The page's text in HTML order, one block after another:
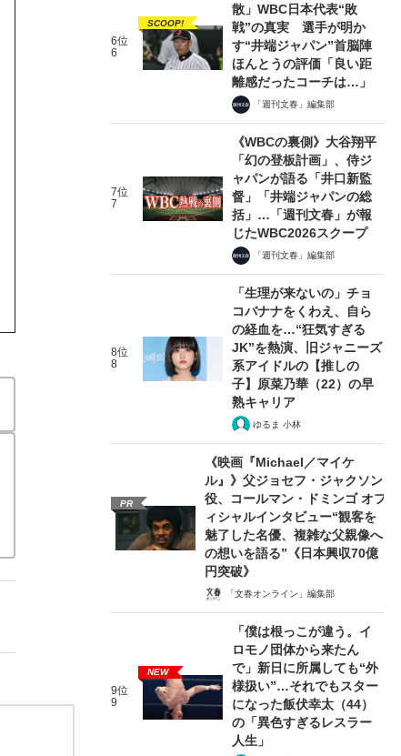
6位
6
SCOOP!
散」WBC日本代表“敗
戦”の真実 選手が明か
す“井端ジャパン”首脳陣
ほんとうの評価「良い距
離感だったコーチは…」
「週刊文春」編集部
7位
7
《WBCの裏側》大谷翔平
「幻の登板計画」、侍ジ
ャパンが語る「井口新監
督」「井端ジャパンの総
括」…「週刊文春」が報
じたWBC2026スクープ
「週刊文春」編集部
8位
8
「生理が来ないの」チョ
コバナナをくわえ、自ら
の経血を…“狂気すぎる
JK”を熱演、旧ジャニーズ
系アイドルの【推しの
子】原菜乃華（22）の早
熟キャリア
ゆるま 小林
PR
《映画『Michael／マイケ
ル』》父ジョセフ・ジャクソン
役、コールマン・ドミンゴ オフ
ィシャルインタビュー“観客を
魅了した名優、複雑な父親像へ
の想いを語る”《日本興収70億
円突破》
「文春オンライン」編集部
9位
9
NEW
「僕は根っこが違う。イ
ロモノ団体から来たん
で」新日に所属しても“外
様扱い”…それでもスター
になった飯伏幸太（44）
の「異色すぎるレスラー
人生」